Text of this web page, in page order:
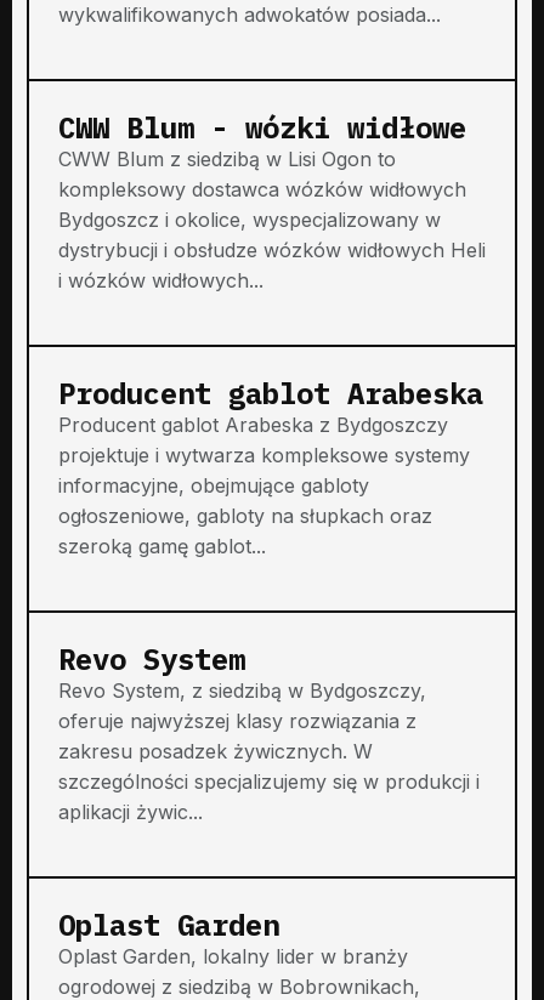
wykwalifikowanych adwokatów posiada...
CWW Blum - wózki widłowe
CWW Blum z siedzibą w Lisi Ogon to
kompleksowy dostawca wózków widłowych
Bydgoszcz i okolice, wyspecjalizowany w
dystrybucji i obsłudze wózków widłowych Heli
i wózków widłowych...
Producent gablot Arabeska
Producent gablot Arabeska z Bydgoszczy
projektuje i wytwarza kompleksowe systemy
informacyjne, obejmujące gabloty
ogłoszeniowe, gabloty na słupkach oraz
szeroką gamę gablot...
Revo System
Revo System, z siedzibą w Bydgoszczy,
oferuje najwyższej klasy rozwiązania z
zakresu posadzek żywicznych. W
szczególności specjalizujemy się w produkcji i
aplikacji żywic...
Oplast Garden
Oplast Garden, lokalny lider w branży
ogrodowej z siedzibą w Bobrownikach,